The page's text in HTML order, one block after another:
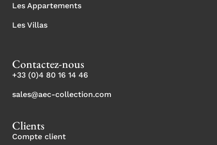
Les Appartements
Les Villas
Contactez-nous
+33 (0)4 80 16 14 46
sales@aec-collection.com
Clients
Compte client